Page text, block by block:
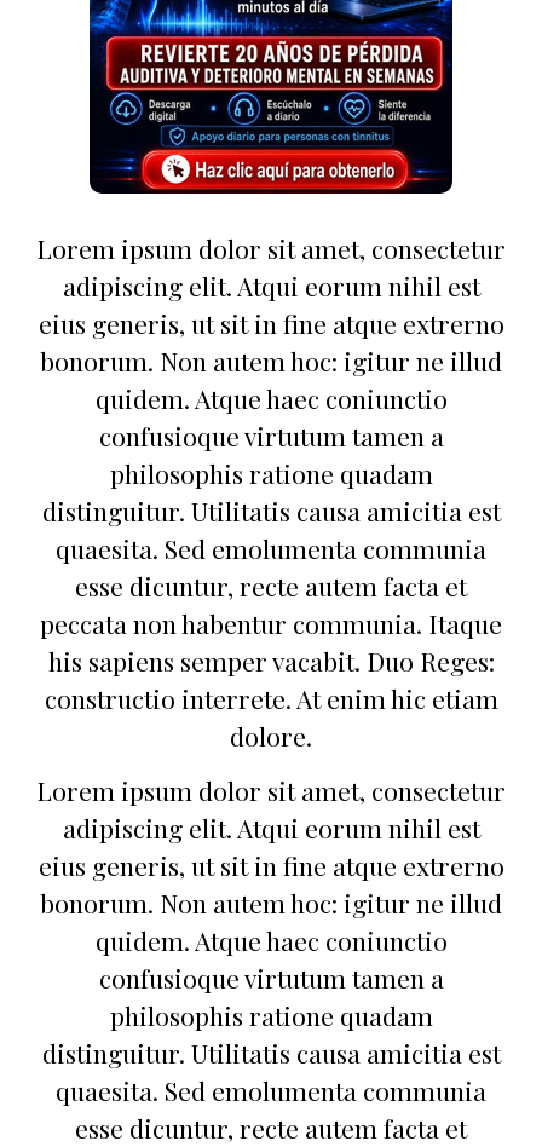
Lorem ipsum dolor sit amet, consectetur
adipiscing elit. Atqui eorum nihil est
eius generis, ut sit in fine atque extrerno
bonorum. Non autem hoc: igitur ne illud
quidem. Atque haec coniunctio
confusioque virtutum tamen a
philosophis ratione quadam
distinguitur. Utilitatis causa amicitia est
quaesita. Sed emolumenta communia
esse dicuntur, recte autem facta et
peccata non habentur communia. Itaque
his sapiens semper vacabit. Duo Reges:
constructio interrete. At enim hic etiam
dolore.
Lorem ipsum dolor sit amet, consectetur
adipiscing elit. Atqui eorum nihil est
eius generis, ut sit in fine atque extrerno
bonorum. Non autem hoc: igitur ne illud
quidem. Atque haec coniunctio
confusioque virtutum tamen a
philosophis ratione quadam
distinguitur. Utilitatis causa amicitia est
quaesita. Sed emolumenta communia
esse dicuntur, recte autem facta et